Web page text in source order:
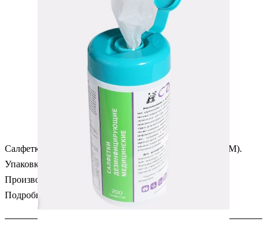
Салфетки Дезинфицирующие Медицинские СДМ (SDM).
Упаковка: банка 200 салфеток.
Производитель: РусКрафт (Россия)
Подробности